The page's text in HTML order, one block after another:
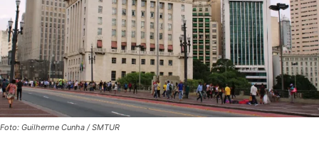
Foto: Guilherme Cunha / SMTUR